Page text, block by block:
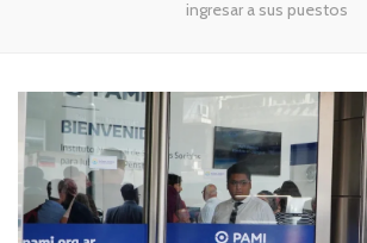
ingresar a sus puestos